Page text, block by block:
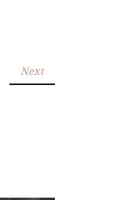
Next